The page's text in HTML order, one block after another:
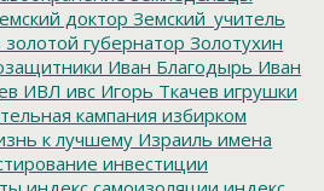
доктор Земский_учитель
золотой губернатор Золотухин
Иван Благодырь Иван
ИВЛ ивс Игорь Ткачев игрушки
кампания избирком
к лучшему Израиль имена
инвестиции